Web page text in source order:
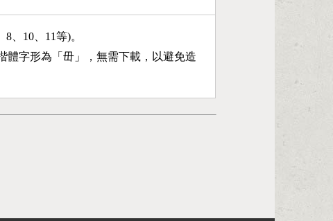
、10、11等)。
體字形為「毌 」，無需下載，以避免造